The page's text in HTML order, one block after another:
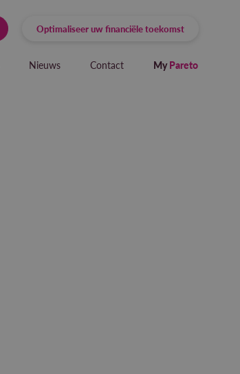
Optimaliseer uw financiële toekomst
Nieuws Contact MyPareto